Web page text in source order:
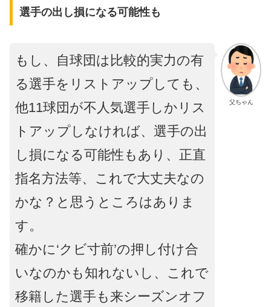
選手の出し損になる可能性も
父ちゃん
もし、自球団は比較的実力の有
る選手をリストアップしても、
他11球団が不人気選手しかリス
トアップしなければ、選手の出
し損になる可能性もあり、正直
指名方法等、これで大丈夫なの
かな？と思うところはありま
す。
確かに‘クビ寸前’の押し付け合
いなのかも知れないし、これで
移籍した選手も来シーズンオフ